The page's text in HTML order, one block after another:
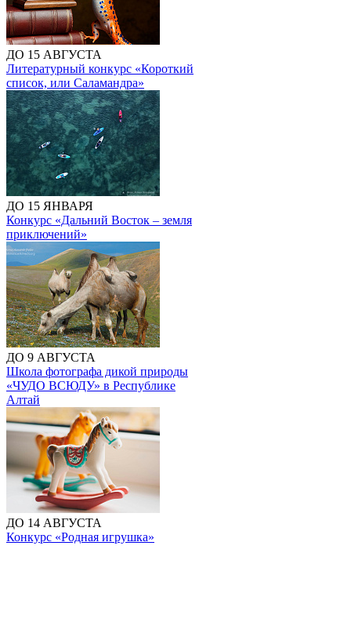
ДО 15 АВГУСТА
Литературный конкурс «Короткий
список, или Саламандра»
ДО 15 ЯНВАРЯ
Конкурс «Дальний Восток – земля
приключений»
ДО 9 АВГУСТА
Школа фотографа дикой природы
«ЧУДО ВСЮДУ» в Республике
Алтай
ДО 14 АВГУСТА
Конкурс «Родная игрушка»